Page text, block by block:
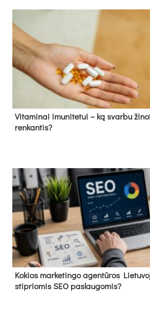
Vitaminai imunitetui – ką svarbu
renkantis?
Kokios marketingo agentūros
stipriomis SEO paslaugomis?